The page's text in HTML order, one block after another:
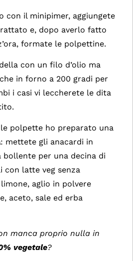
con il minipimer, aggiungete
e, dopo averlo fatto
formate le polpettine.
con un filo d’olio ma
in forno a 200 gradi per
i casi vi leccherete le dita
polpette ho preparato una
: mettete gli anacardi in
bollente per una decina di
latte veg senza
aglio in polvere
aceto, sale ed erba
manca proprio nulla in
vegetale?